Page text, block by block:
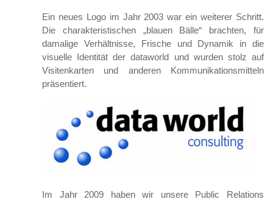
Ein neues Logo im Jahr 2003 war ein weiterer Schritt.
Die charakteristischen „blauen Bälle“ brachten, für
damalige Verhältnisse, Frische und Dynamik in die
visuelle Identität der dataworld und wurden stolz auf
Visitenkarten und anderen Kommunikationsmitteln
präsentiert.
Im Jahr 2009 haben wir unsere Public Relations